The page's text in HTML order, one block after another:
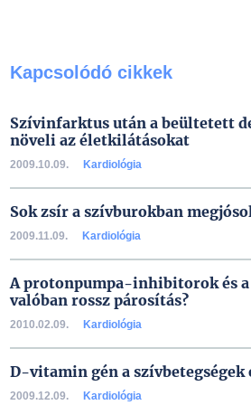
Kapcsolódó cikkek
Szívinfarktus után a beültetett
növeli az életkilátásokat
2009.10.09. Kardiológia
Sok zsír a szívburokban
2009.11.09. Kardiológia
A protonpumpa-inhibitorok és
valóban rossz párosítás?
2010.02.09. Kardiológia
D-vitamin gén a szívbetegségek
2009.12.09. Kardiológia